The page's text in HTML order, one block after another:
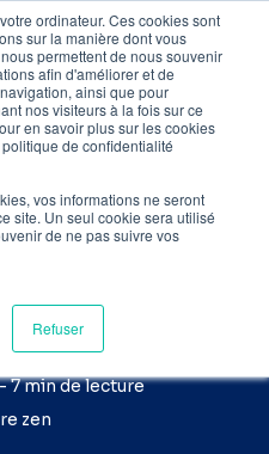
ordinateur. Ces cookies sont
sur la manière dont vous
permettent de nous souvenir
afin d'améliorer et de
ainsi que pour
nos visiteurs à la fois sur ce
en savoir plus sur les cookies
de confidentialité
vos informations ne seront
site. Un seul cookie sera utilisé
de ne pas suivre vos
Refuser
SEO» La
SEO
notion
2024 par
7 min de lecture
zen